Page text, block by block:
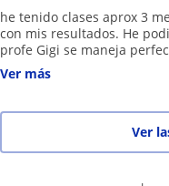
he tenido clases aprox 3
con mis resultados. He
profe Gigi se maneja
simpática y comprensiva.
respecto a conocimientos.
Ver más
Ver